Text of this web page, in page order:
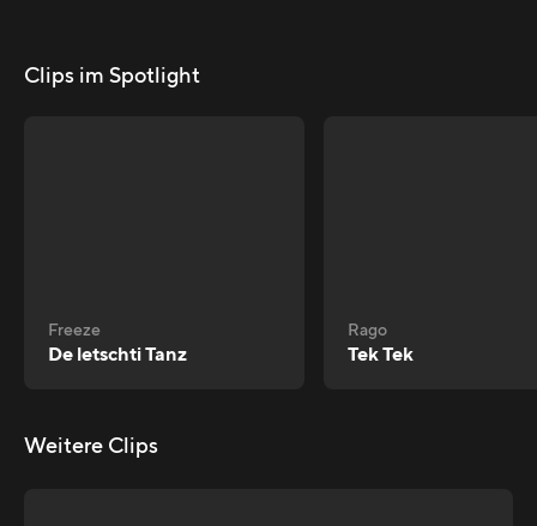
Clips im Spotlight
Freeze
De letschti Tanz
Rago
Tek Tek
Weitere Clips